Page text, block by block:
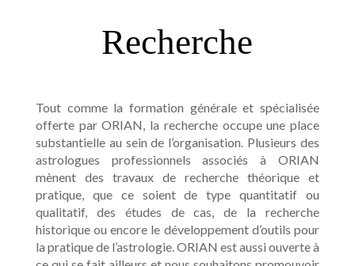
Recherche
Tout comme la formation générale et spécialisée
offerte par ORIAN, la recherche occupe une place
substantielle au sein de l’organisation. Plusieurs des
astrologues professionnels associés à ORIAN
mènent des travaux de recherche théorique et
pratique, que ce soient de type quantitatif ou
qualitatif, des études de cas, de la recherche
historique ou encore le développement d’outils pour
la pratique de l’astrologie. ORIAN est aussi ouverte à